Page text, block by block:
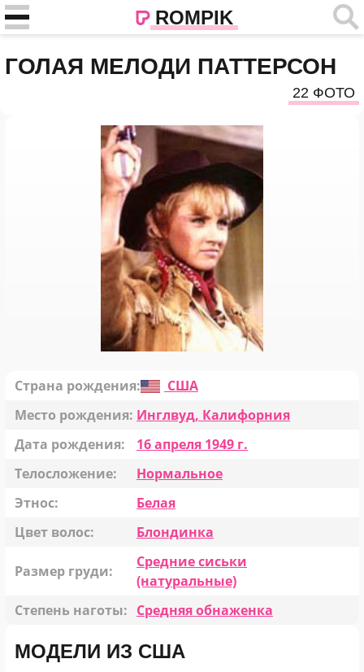
ROMPIK
ГОЛАЯ МЕЛОДИ ПАТТЕРСОН
22 ФОТО
Страна рождения:
США
Место рождения: Инглвуд, Калифорния
Дата рождения:
16 апреля 1949 г.
Телосложение:
Нормальное
Этнос:
Белая
Цвет волос:
Блондинка
Размер груди:
Средние сиськи
(натуральные)
Степень наготы: Средняя обнаженка
МОДЕЛИ ИЗ США